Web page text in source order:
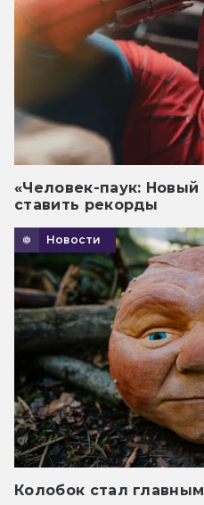
«Человек-паук:
ставить рекорды
Новости
Колобок стал